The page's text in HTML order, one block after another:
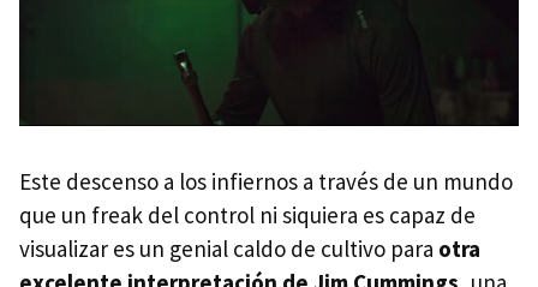
Este descenso a los infiernos a través de un mundo
que un freak del control ni siquiera es capaz de
visualizar es un genial caldo de cultivo para otra